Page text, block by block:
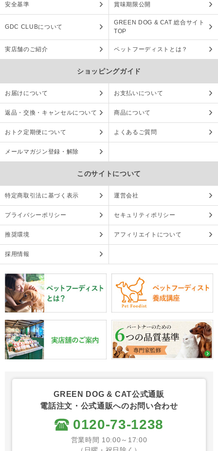
安全基準 賞味期限公開
GDC CLUBについて
GREEN DOG & CAT 総合サイト
TOP
実店舗のご紹介 ペットフーディストとは？
ショッピングガイド
お届けについて お支払いについて
返品・交換・キャンセルについて 商品について
おトク定期便について よくあるご質問
メールマガジン登録・解除
このサイトについて
特定商取引法に基づく表示 運営会社
プライバシーポリシー セキュリティポリシー
推奨環境 アフィリエイトについて
採用情報
GREEN DOG & CAT公式通販
電話注文・公式通販へのお問い合わせ
0120-73-1238
営業時間 10:00～17:00